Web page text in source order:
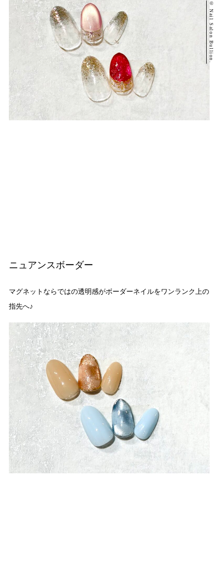
ニュアンスボーダー
マグネットならではの透明感がボーダーネイルをワンランク上の
指先へ♪
© Nail Salon Bullion.